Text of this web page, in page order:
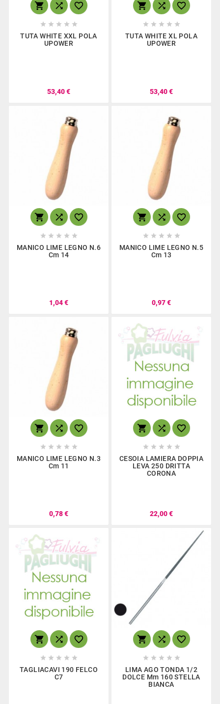
  
    
TUTA WHITE XXL POLA
UPOWER
53,40 €
  
    
TUTA WHITE XL POLA
UPOWER
53,40 €
  
    
MANICO LIME LEGNO N.6
Cm 14
1,04 €
  
    
MANICO LIME LEGNO N.5
Cm 13
0,97 €
  
    
MANICO LIME LEGNO N.3
Cm 11
0,78 €
  
    
CESOIA LAMIERA DOPPIA
LEVA 250 DRITTA
CORONA
22,00 €
  
    
TAGLIACAVI 190 FELCO
C7
  
    
LIMA AGO TONDA 1/2
DOLCE Mm 160 STELLA
BIANCA